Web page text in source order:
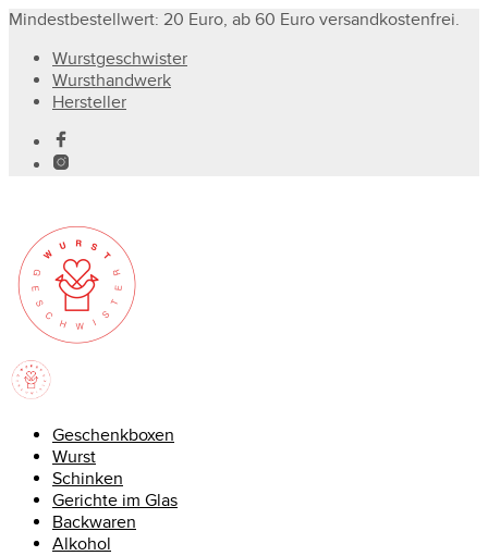
Mindestbestellwert: 20 Euro, ab 60 Euro versandkostenfrei.
Wurstgeschwister
Wursthandwerk
Hersteller
Geschenkboxen
Wurst
Schinken
Gerichte im Glas
Backwaren
Alkohol